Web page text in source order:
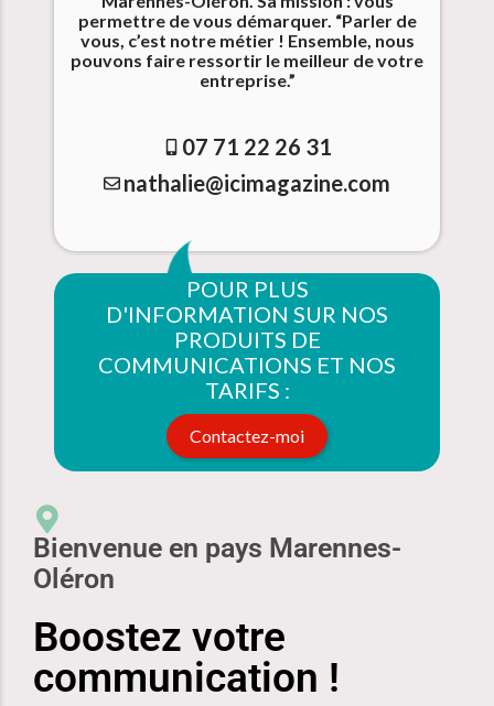
permettre de vous démarquer. “Parler de
vous, c’est notre métier ! Ensemble, nous
pouvons faire ressortir le meilleur de votre
entreprise.”
07 71 22 26 31
nathalie@icimagazine.com
POUR PLUS
D'INFORMATION SUR NOS
PRODUITS DE
COMMUNICATIONS ET NOS
TARIFS :
Contactez-moi
Bienvenue en pays Marennes-
Oléron
Boostez votre
communication !